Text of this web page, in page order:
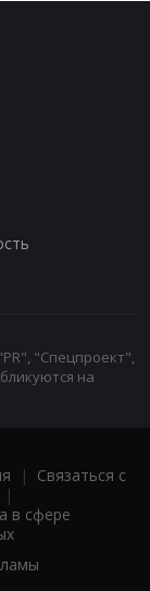
"Спецпроект",
на
| Связаться с
|
в сфере